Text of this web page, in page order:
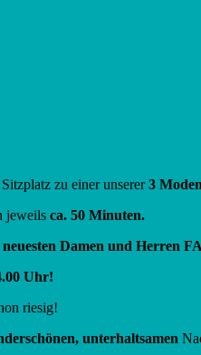
zu einer unserer3
jeweils ca. 50 Minuten.
neuesten Damen und Herren
Uhr!
riesig!
unterhaltsamen